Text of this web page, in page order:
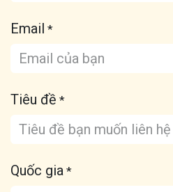
Email *
Tiêu đề *
Quốc gia *